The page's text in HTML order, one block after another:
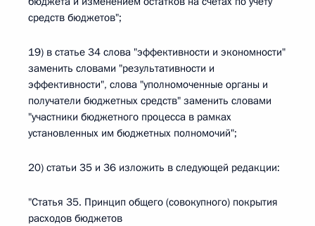
средств бюджетов";
19) в статье 34 слова "эффективности и экономности"
заменить словами "результативности и
эффективности", слова "уполномоченные органы и
получатели бюджетных средств" заменить словами
"участники бюджетного процесса в рамках
установленных им бюджетных полномочий";
20) статьи 35 и 36 изложить в следующей редакции:
"Статья 35. Принцип общего (совокупного) покрытия
расходов бюджетов